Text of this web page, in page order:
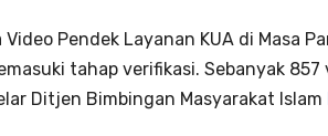
Pendek Layanan KUA di Masa
tahap verifikasi. Sebanyak 857
Ditjen Bimbingan Masyarakat Islam